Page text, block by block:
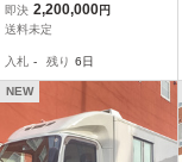
ダンプ 新明和 3トン4ナン
バー 積載3000kg
即決 2,200,000円
送料未定
入札 - 残り 6日
NEW